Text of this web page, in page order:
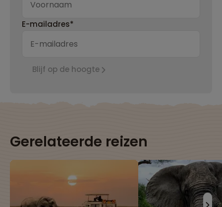
E-mailadres*
Blijf op de hoogte
Gerelateerde reizen